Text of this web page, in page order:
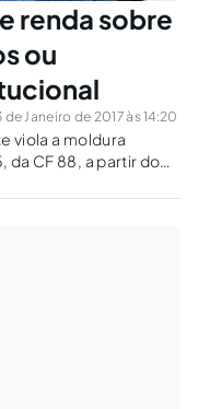
renda sobre
ou
Janeiro de 2017 às 14:20
viola a moldura
da CF 88, a partir do
do imposto de renda